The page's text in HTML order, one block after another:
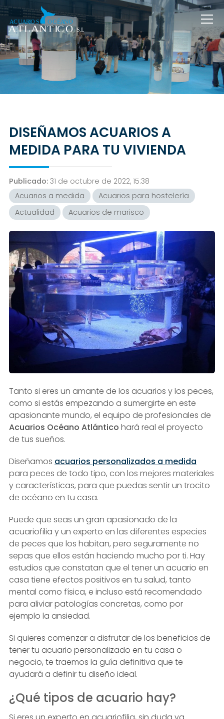
DISEÑAMOS ACUARIOS A
MEDIDA PARA TU VIVIENDA
Publicado: 31 de octubre de 2022, 15:38
Acuarios a medida
Acuarios para hostelería
Actualidad
Acuarios de marisco
Tanto si eres un amante de los acuarios y los peces,
como si estás empezando a sumergirte en este
apasionante mundo, el equipo de profesionales de
Acuarios Océano Atlántico hará real el proyecto
de tus sueños.
Diseñamos acuarios personalizados a medida
para peces de todo tipo, con los mejores materiales
y características, para que puedas sentir un trocito
de océano en tu casa.
Puede que seas un gran apasionado de la
acuariofilia y un experto en las diferentes especies
de peces que los habitan, pero seguramente no
sepas que ellos están haciendo mucho por ti. Hay
estudios que constatan que el tener un acuario en
casa tiene efectos positivos en tu salud, tanto
mental como física, e incluso está recomendado
para aliviar patologías concretas, como por
ejemplo la ansiedad.
Si quieres comenzar a disfrutar de los beneficios de
tener tu acuario personalizado en tu casa o
negocio, te traemos la guía definitiva que te
ayudará a definir tu diseño ideal.
¿Qué tipos de acuario hay?